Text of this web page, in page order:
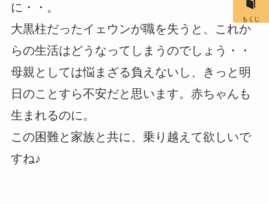
に・・。
大黒柱だったイェウンが職を失うと、これか
らの生活はどうなってしまうのでしょう・・
母親としては悩まざる負えないし、きっと明
日のことすら不安だと思います。赤ちゃんも
生まれるのに。
この困難と家族と共に、乗り越えて欲しいで
すね♪
もくじ